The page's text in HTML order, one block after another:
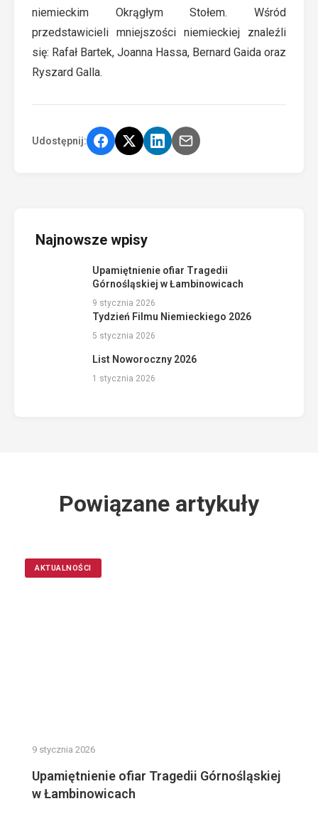
niemieckim Okrągłym Stołem. Wśród
przedstawicieli mniejszości niemieckiej znaleźli
się: Rafał Bartek, Joanna Hassa, Bernard Gaida oraz
Ryszard Galla.
Udostępnij:
Najnowsze wpisy
Upamiętnienie ofiar Tragedii
Górnośląskiej w Łambinowicach
9 stycznia 2026
Tydzień Filmu Niemieckiego 2026
5 stycznia 2026
List Noworoczny 2026
1 stycznia 2026
Powiązane artykuły
AKTUALNOŚCI
9 stycznia 2026
Upamiętnienie ofiar Tragedii Górnośląskiej
w Łambinowicach